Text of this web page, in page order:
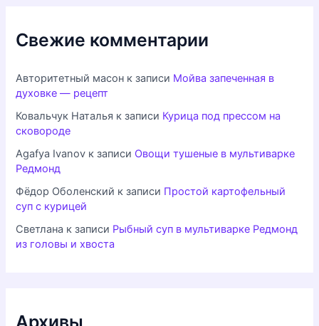
Свежие комментарии
Авторитетный масон к записи Мойва запеченная в
духовке — рецепт
Ковальчук Наталья к записи Курица под прессом на
сковороде
Agafya Ivanov к записи Овощи тушеные в мультиварке
Редмонд
Фёдор Оболенский к записи Простой картофельный
суп с курицей
Светлана к записи Рыбный суп в мультиварке Редмонд
из головы и хвоста